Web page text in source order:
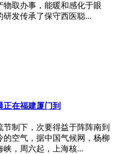
物取办事，能暖和感化于眼
发传承了保守西医聪...
在福建厦门到
制下，次要得益于阵阵南到
的空气，据中国气候网，杨柳
，周六起，上海核...